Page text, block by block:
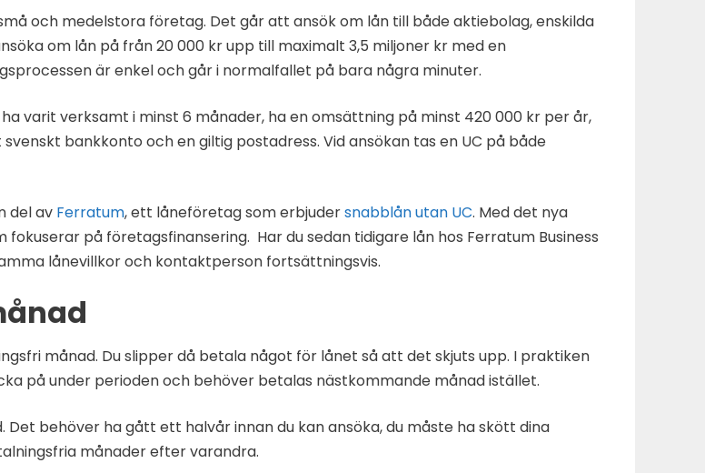
och medelstora företag. Det går att ansök om lån till både aktiebolag, enskilda
om lån på från 20 000 kr upp till maximalt 3,5 miljoner kr med en
är enkel och går i normalfallet på bara några minuter.
varit verksamt i minst 6 månader, ha en omsättning på minst 420 000 kr per år,
bankkonto och en giltig postadress. Vid ansökan tas en UC på både
del av Ferratum, ett låneföretag som erbjudersnabblånutan UC. Med det nya
på företagsfinansering. Har du sedan tidigare lån hos Ferratum Business
lånevillkor och kontaktperson fortsättningsvis.
månad. Du slipper då betala något för lånet så att det skjuts upp. I praktiken
på under perioden och behöver betalas nästkommande månad istället.
behöver ha gått ett halvår innan du kan ansöka, du måste ha skött dina
månader efter varandra.